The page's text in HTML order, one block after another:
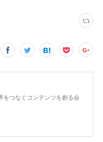
をつなぐコンテンツを創る会